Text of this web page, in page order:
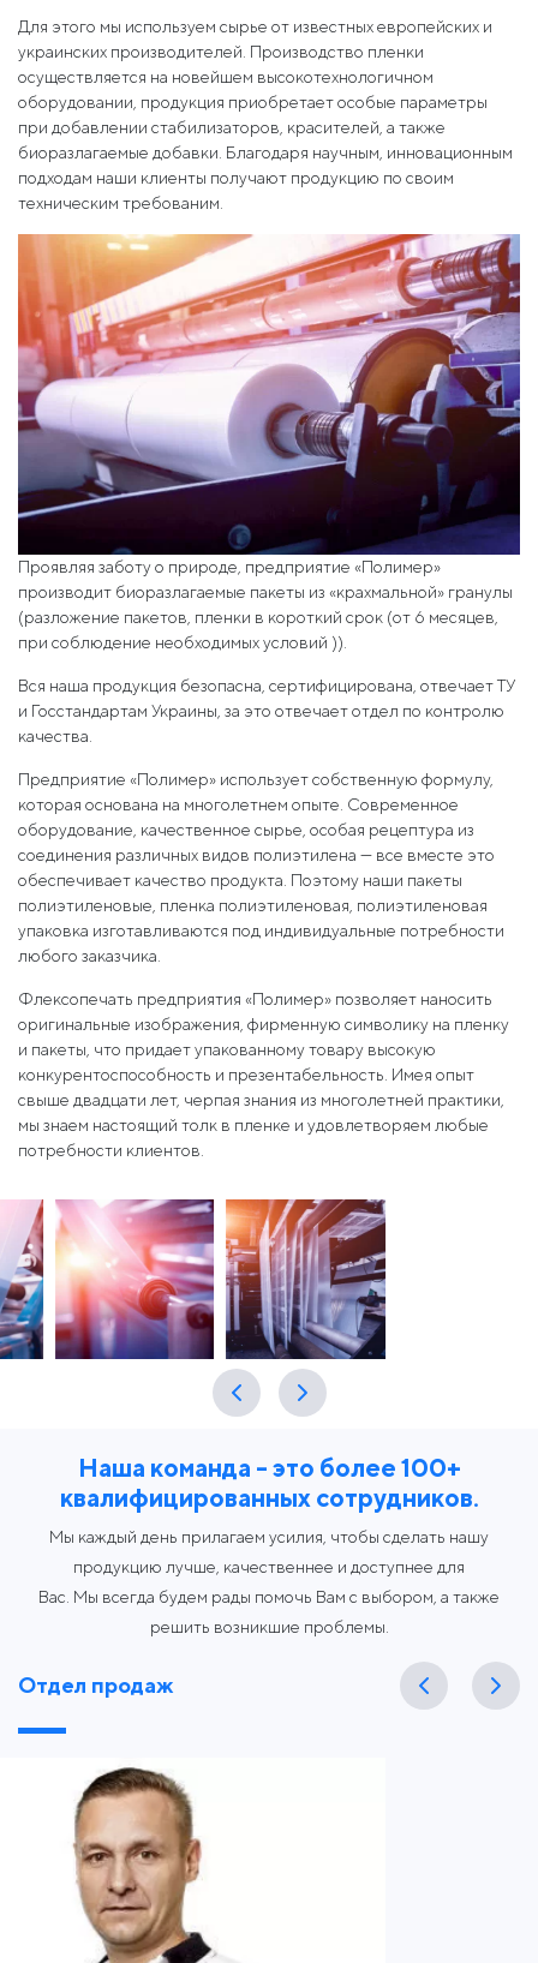
Для этого мы используем сырье от известных европейских и
украинских производителей. Производство пленки
осуществляется на новейшем высокотехнологичном
оборудовании, продукция приобретает особые параметры
при добавлении стабилизаторов, красителей, а также
биоразлагаемые добавки. Благодаря научным, инновационным
подходам наши клиенты получают продукцию по своим
техническим требованим.
Проявляя заботу о природе, предприятие «Полимер»
производит биоразлагаемые пакеты из «крахмальной» гранулы
(разложение пакетов, пленки в короткий срок (от 6 месяцев,
при соблюдение необходимых условий )).
Вся наша продукция безопасна, сертифицирована, отвечает ТУ
и Госстандартам Украины, за это отвечает отдел по контролю
качества.
Предприятие «Полимер» использует собственную формулу,
которая основана на многолетнем опыте. Современное
оборудование, качественное сырье, особая рецептура из
соединения различных видов полиэтилена — все вместе это
обеспечивает качество продукта. Поэтому наши пакеты
полиэтиленовые, пленка полиэтиленовая, полиэтиленовая
упаковка изготавливаются под индивидуальные потребности
любого заказчика.
Флексопечать предприятия «Полимер» позволяет наносить
оригинальные изображения, фирменную символику на пленку
и пакеты, что придает упакованному товару высокую
конкурентоспособность и презентабельность. Имея опыт
свыше двадцати лет, черпая знания из многолетней практики,
мы знаем настоящий толк в пленке и удовлетворяем любые
потребности клиентов.
Наша команда - это более 100+
квалифицированных сотрудников.
Мы каждый день прилагаем усилия, чтобы сделать нашу
продукцию лучше, качественнее и доступнее для
Вас. Мы всегда будем рады помочь Вам с выбором, а также
решить возникшие проблемы.
Отдел продаж